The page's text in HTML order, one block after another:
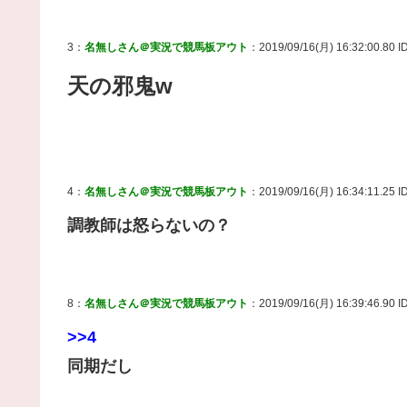
3： 名無しさん＠実況で競馬板アウト ：2019/09/16(月) 16:32:00.80
天の邪鬼w
4： 名無しさん＠実況で競馬板アウト ：2019/09/16(月) 16:34:11.25
調教師は怒らないの？
8： 名無しさん＠実況で競馬板アウト ：2019/09/16(月) 16:39:46.90
>>4
同期だし